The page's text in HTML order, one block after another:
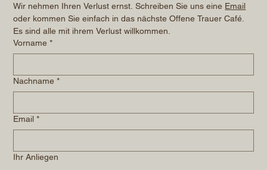
Wir nehmen Ihren Verlust ernst. Schreiben Sie uns eine Email
oder kommen Sie einfach in das nächste Offene Trauer Café.
Es sind alle mit ihrem Verlust willkommen.
Vorname *
Nachname *
Email *
Ihr Anliegen